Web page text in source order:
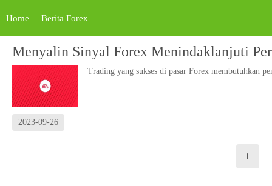
Home Berita Forex
Menyalin Sinyal Forex Menindaklanjuti
Trading yang sukses di pasar Forex membutuhkan
2023-09-26
1